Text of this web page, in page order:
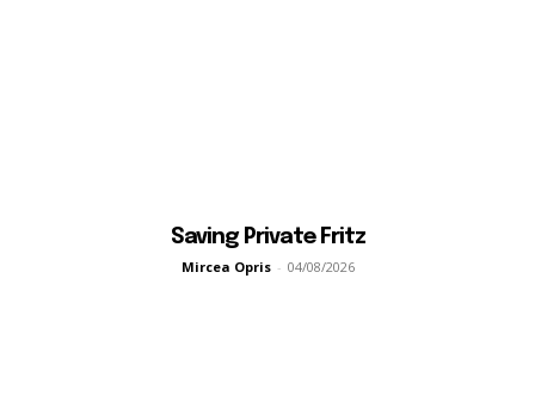
Saving Private Fritz
Mircea Opris - 04/08/2026